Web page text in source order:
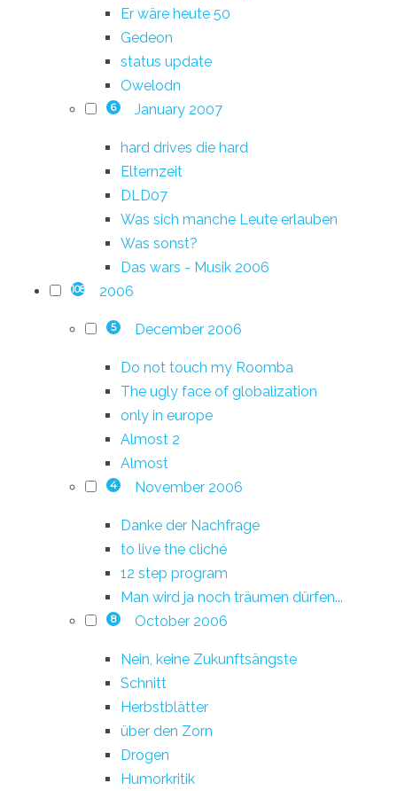
Er wäre heute 50
Gedeon
status update
Owelodn
6 January 2007
hard drives die hard
Elternzeit
DLD07
Was sich manche Leute erlauben
Was sonst?
Das wars - Musik 2006
108 2006
5 December 2006
Do not touch my Roomba
The ugly face of globalization
only in europe
Almost 2
Almost
4 November 2006
Danke der Nachfrage
to live the cliché
12 step program
Man wird ja noch träumen dürfen...
8 October 2006
Nein, keine Zukunftsängste
Schnitt
Herbstblätter
über den Zorn
Drogen
Humorkritik